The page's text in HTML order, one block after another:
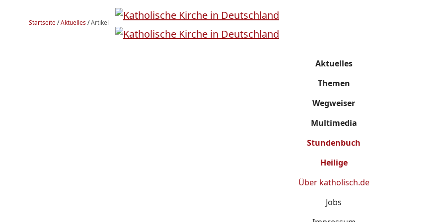
Startseite/Aktuelles/Artikel
Aktuelles
Themen
Wegweiser
Multimedia
Stundenbuch
Heilige
Über katholisch.de
Jobs